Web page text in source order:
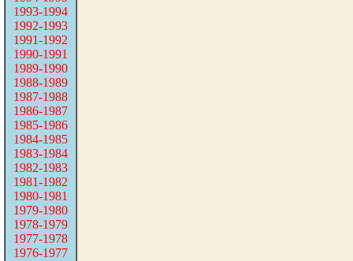
1993-1994
1992-1993
1991-1992
1990-1991
1989-1990
1988-1989
1987-1988
1986-1987
1985-1986
1984-1985
1983-1984
1982-1983
1981-1982
1980-1981
1979-1980
1978-1979
1977-1978
1976-1977